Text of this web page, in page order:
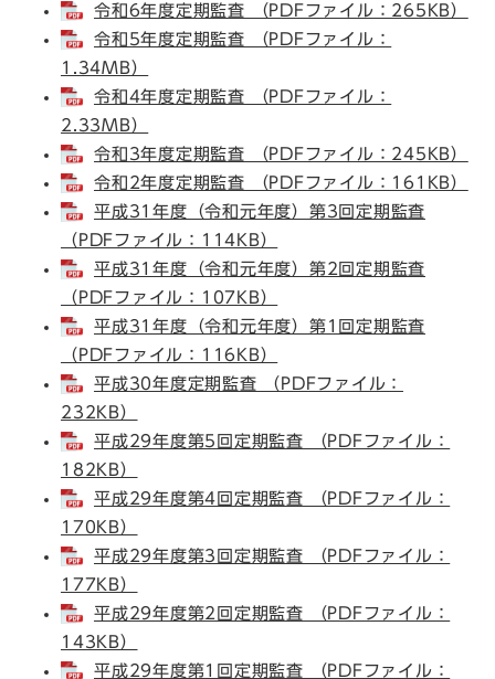
令和6年度定期監査 （PDFファイル：265KB）
令和5年度定期監査 （PDFファイル：
1.34MB）
令和4年度定期監査 （PDFファイル：
2.33MB）
令和3年度定期監査 （PDFファイル：245KB）
令和2年度定期監査 （PDFファイル：161KB）
平成31年度（令和元年度）第3回定期監査
（PDFファイル：114KB）
平成31年度（令和元年度）第2回定期監査
（PDFファイル：107KB）
平成31年度（令和元年度）第1回定期監査
（PDFファイル：116KB）
平成30年度定期監査 （PDFファイル：
232KB）
平成29年度第5回定期監査 （PDFファイル：
182KB）
平成29年度第4回定期監査 （PDFファイル：
170KB）
平成29年度第3回定期監査 （PDFファイル：
177KB）
平成29年度第2回定期監査 （PDFファイル：
143KB）
平成29年度第1回定期監査 （PDFファイル：